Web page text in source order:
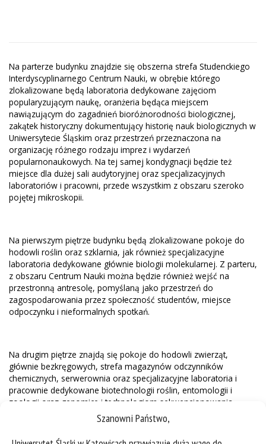
Szanowni Państwo,
Na parterze budynku znajdzie się obszerna strefa Studenckiego
Interdyscyplinarnego Centrum Nauki, w obrębie którego
zlokalizowane będą laboratoria dedykowane zajęciom
popularyzującym naukę, oranżeria będąca miejscem
nawiązującym do zagadnień bioróżnorodności biologicznej,
zakątek historyczny dokumentujący historię nauk biologicznych w
Uniwersytecie Śląskim oraz przestrzeń przeznaczona na
organizację różnego rodzaju imprez i wydarzeń
popularnonaukowych. Na tej samej kondygnacji będzie też
miejsce dla dużej sali audytoryjnej oraz specjalizacyjnych
laboratoriów i pracowni, przede wszystkim z obszaru szeroko
pojętej mikroskopii.
Na pierwszym piętrze budynku będą zlokalizowane pokoje do
hodowli roślin oraz szklarnia, jak również specjalizacyjne
laboratoria dedykowane głównie biologii molekularnej. Z parteru,
z obszaru Centrum Nauki można będzie również wejść na
przestronną antresolę, pomyślaną jako przestrzeń do
zagospodarowania przez społeczność studentów, miejsce
odpoczynku i nieformalnych spotkań.
Na drugim piętrze znajdą się pokoje do hodowli zwierząt,
głównie bezkręgowych, strefa magazynów odczynników
chemicznych, serwerownia oraz specjalizacyjne laboratoria i
pracownie dedykowane biotechnologii roślin, entomologii i
zoologii oraz genomice i technologiom sekwencjonowania